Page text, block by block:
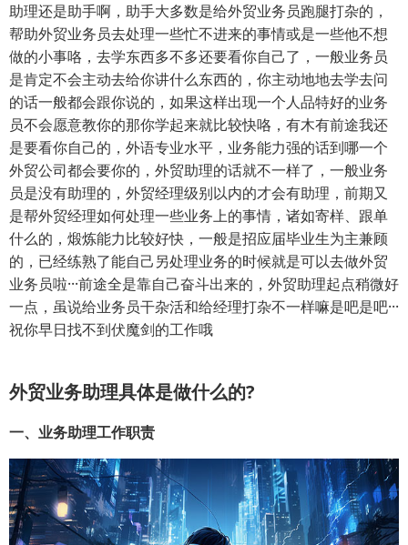
助理还是助手啊，助手大多数是给外贸业务员跑腿打杂的，
帮助外贸业务员去处理一些忙不进来的事情或是一些他不想
做的小事咯，去学东西多不多还要看你自己了，一般业务员
是肯定不会主动去给你讲什么东西的，你主动地地去学去问
的话一般都会跟你说的，如果这样出现一个人品特好的业务
员不会愿意教你的那你学起来就比较快咯，有木有前途我还
是要看你自己的，外语专业水平，业务能力强的话到哪一个
外贸公司都会要你的，外贸助理的话就不一样了，一般业务
员是没有助理的，外贸经理级别以内的才会有助理，前期又
是帮外贸经理如何处理一些业务上的事情，诸如寄样、跟单
什么的，煅炼能力比较好快，一般是招应届毕业生为主兼顾
的，已经练熟了能自己另处理业务的时候就是可以去做外贸
业务员啦···前途全是靠自己奋斗出来的，外贸助理起点稍微好
一点，虽说给业务员干杂活和给经理打杂不一样嘛是吧是吧···
祝你早日找不到伏魔剑的工作哦
外贸业务助理具体是做什么的?
一、业务助理工作职责